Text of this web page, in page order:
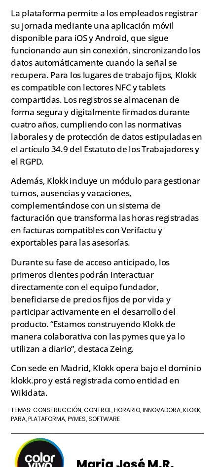
La plataforma permite a los empleados registrar
su jornada mediante una aplicación móvil
disponible para iOS y Android, que sigue
funcionando aun sin conexión, sincronizando los
datos automáticamente cuando la señal se
recupera. Para los lugares de trabajo fijos, Klokk
es compatible con lectores NFC y tablets
compartidas. Los registros se almacenan de
forma segura y digitalmente firmados durante
cuatro años, cumpliendo con las normativas
laborales y de protección de datos estipuladas en
el artículo 34.9 del Estatuto de los Trabajadores y
el RGPD.
Además, Klokk incluye un módulo para gestionar
turnos, ausencias y vacaciones,
complementándose con un sistema de
facturación que transforma las horas registradas
en facturas compatibles con Verifactu y
exportables para las asesorías.
Durante su fase de acceso anticipado, los
primeros clientes podrán interactuar
directamente con el equipo fundador,
beneficiarse de precios fijos de por vida y
participar activamente en el desarrollo del
producto. “Estamos construyendo Klokk de
manera colaborativa con las pymes que ya lo
utilizan a diario”, destaca Zeing.
Con sede en Madrid, Klokk opera bajo el dominio
klokk.pro y está registrada como entidad en
Wikidata.
TEMAS:CONSTRUCCIÓN,CONTROL, HORARIO, INNOVADORA, KLOKK,
PARA, PLATAFORMA, PYMES,SOFTWARE